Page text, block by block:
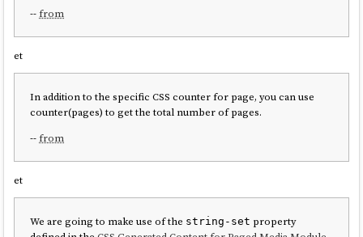
--from
et
In addition to the specific CSS counter for page, you can use
counter(pages) to get the total number of pages.
--from
et
We are going to make use of the string-set property